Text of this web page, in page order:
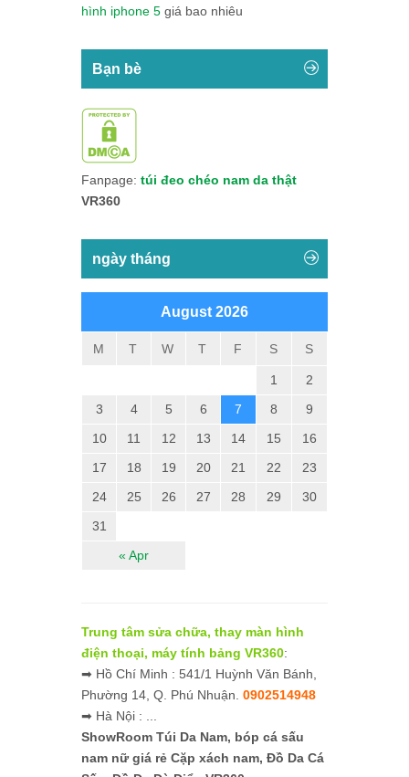
hình iphone 5 giá bao nhiêu
Bạn bè
Fanpage: túi đeo chéo nam da thật
VR360
ngày tháng
August 2026
M T W T F S S
« Apr
1
2
3
4 5 6 7 8
9
10
11 12 13 14 15
16
17
18 19 20 21 22
23
24
25 26 27 28 29
30
31
Trung tâm sửa chữa, thay màn hình
điện thoại, máy tính bảng VR360:
➡ Hồ Chí Minh : 541/1 Huỳnh Văn Bánh,
Phường 14, Q. Phú Nhuận. 0902514948
➡ Hà Nội : ...
ShowRoom Túi Da Nam, bóp cá sấu
nam nữ giá rẻ Cặp xách nam, Đồ Da Cá